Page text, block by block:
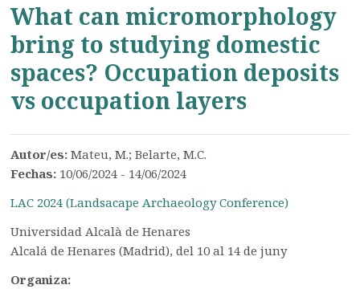
What can micromorphology
bring to studying domestic
spaces? Occupation deposits
vs occupation layers
Autor/es:Mateu, M.; Belarte, M.C.
Fechas: 10/06/2024 - 14/06/2024
LAC 2024 (Landsacape Archaeology Conference)
Universidad Alcalà de Henares
Alcalá de Henares (Madrid), del 10 al 14 de juny
Organiza: